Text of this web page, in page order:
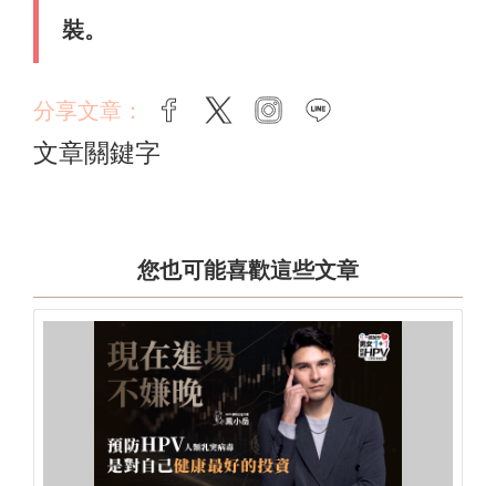
裝。
分享文章： facebook
twitter instagram
文章關鍵字
您也可能喜歡這些文章